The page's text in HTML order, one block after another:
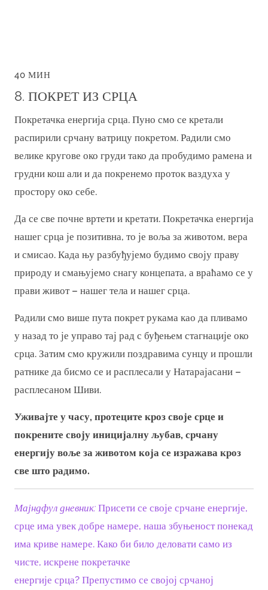
40 МИН
8. ПОКРЕТ ИЗ СРЦА
Покретачка енергија срца. Пуно смо се кретали
распирили срчану ватрицу покретом. Радили смо
велике кругове око груди тако да пробудимо рамена и
грудни кош али и да покренемо проток ваздуха у
простору око себе.
Да се све почне вртети и кретати. Покретачка енергија
нашег срца је позитивна, то је воља за животом, вера
и смисао. Када њу разбуђујемо будимо своју праву
природу и смањујемо снагу концепата, а враћамо се у
прави живот – нашег тела и нашег срца.
Радили смо више пута покрет рукама као да пливамо
у назад то је управо тај рад с буђењем стагнације око
срца. Затим смо кружили поздравима сунцу и прошли
ратнике да бисмо се и расплесали у Натарајасани –
расплесаном Шиви.
Уживајте у часу, протеците кроз своје срце и
покрените своју иницијалну љубав, срчану
енергију воље за животом која се изражава кроз
све што радимо.
Мајндфул дневник: Присети се своје срчане енергије,
срце има увек добре намере, наша збуњеност понекад
има криве намере. Како би било деловати само из
чисте, искрене покретачке
енергије срца? Препустимо се својој срчаној